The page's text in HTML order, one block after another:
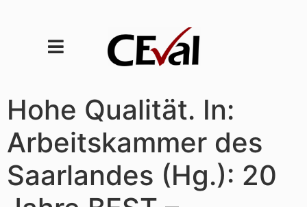
Hohe Qualität. In:
Arbeitskammer des
Saarlandes (Hg.): 20